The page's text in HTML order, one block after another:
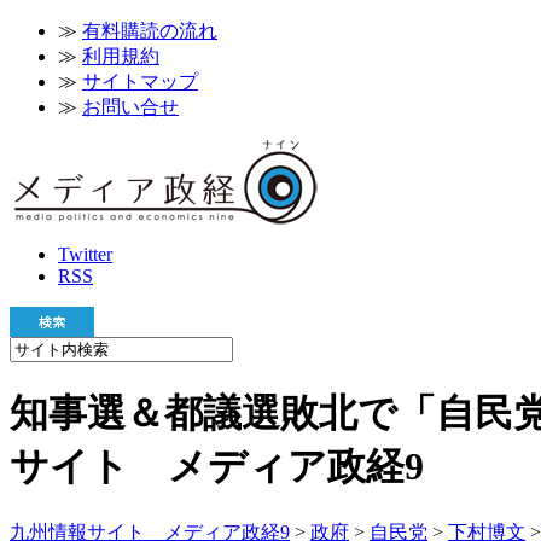
≫ 有料購読の流れ
≫ 利用規約
≫ サイトマップ
≫ お問い合せ
Twitter
RSS
知事選＆都議選敗北で「自民
サイト メディア政経9
九州情報サイト メディア政経9 > 政府 > 自民党 > 下村博文